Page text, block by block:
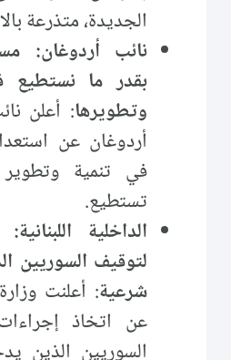
الجديدة، متذرعة
نائب أردوغان:
بقدر ما نستطيع
وتطويرها: أعلن
أردوغان عن
في تنمية
تستطيع.
الداخلية
لتوقيف السوريين
شرعية: أعلنت وزارة
عن اتخاذ
السوريين الذين